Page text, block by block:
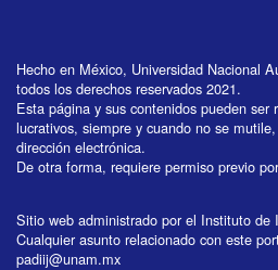
Hecho en México, Universidad Nacional
todos los derechos reservados 2021.
Esta página y sus contenidos pueden ser
lucrativos, siempre y cuando no se
dirección electrónica.
De otra forma, requiere permiso previo
Sitio web administrado por el Instituto de
Cualquier asunto relacionado con este
padiij@unam.mx